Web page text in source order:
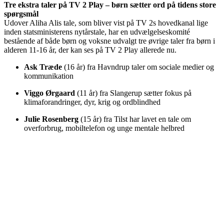
Tre ekstra taler på TV 2 Play – børn sætter ord på tidens store
spørgsmål
Udover Aliha Alis tale, som bliver vist på TV 2s hovedkanal lige
inden statsministerens nytårstale, har en udvælgelseskomité
bestående af både børn og voksne udvalgt tre øvrige taler fra børn i
alderen 11-16 år, der kan ses på TV 2 Play allerede nu.
Ask Træde (16 år) fra Havndrup taler om sociale medier og
kommunikation
Viggo Ørgaard (11 år) fra Slangerup sætter fokus på
klimaforandringer, dyr, krig og ordblindhed
Julie Rosenberg (15 år) fra Tilst har lavet en tale om
overforbrug, mobiltelefon og unge mentale helbred